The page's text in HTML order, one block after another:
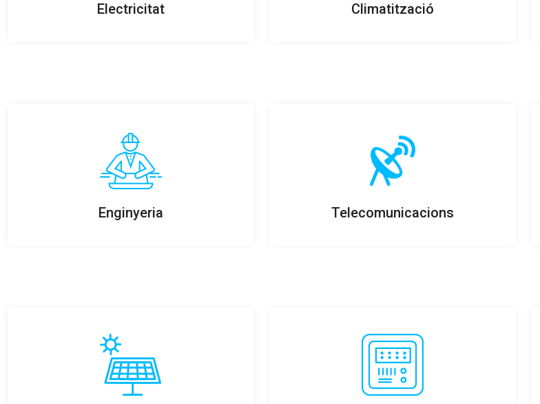
Electricitat Climatització
Enginyeria Telecomunicacions